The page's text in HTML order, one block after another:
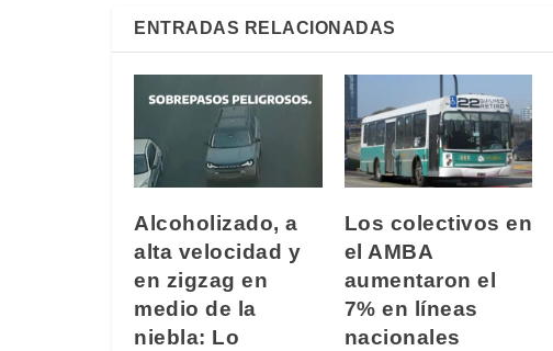
ENTRADAS RELACIONADAS
Alcoholizado, a
alta velocidad y
en zigzag en
medio de la
niebla: Lo
Los colectivos en
el AMBA
aumentaron el
7% en líneas
nacionales